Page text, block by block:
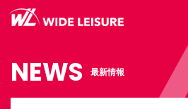
NEWS 最新情報